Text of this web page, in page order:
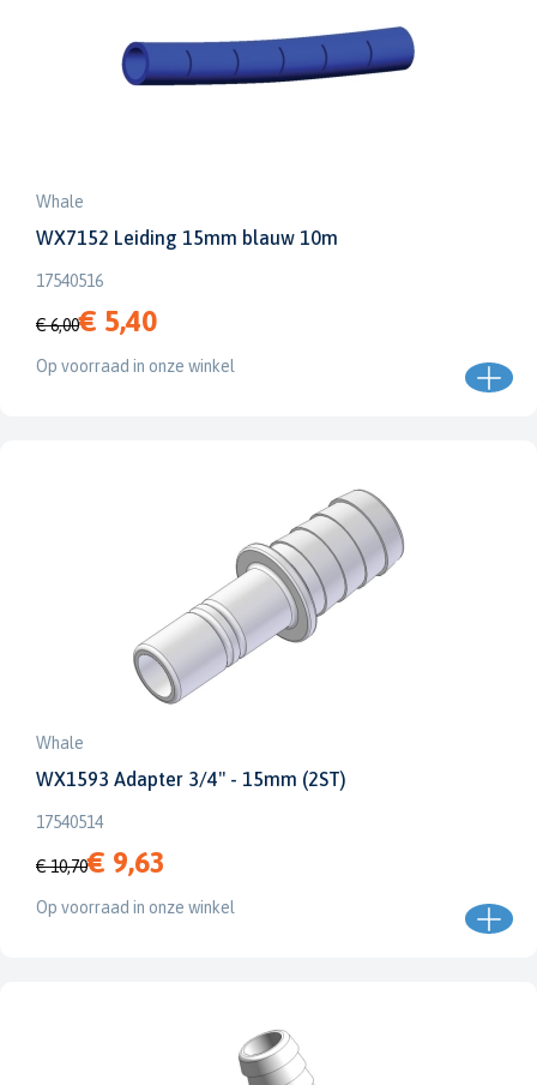
Whale
WX7152 Leiding 15mm blauw 10m
17540516
€ 6,00€ 5,40
Op voorraad in onze winkel
Whale
WX1593 Adapter 3/4" - 15mm (2ST)
17540514
€ 10,70€ 9,63
Op voorraad in onze winkel